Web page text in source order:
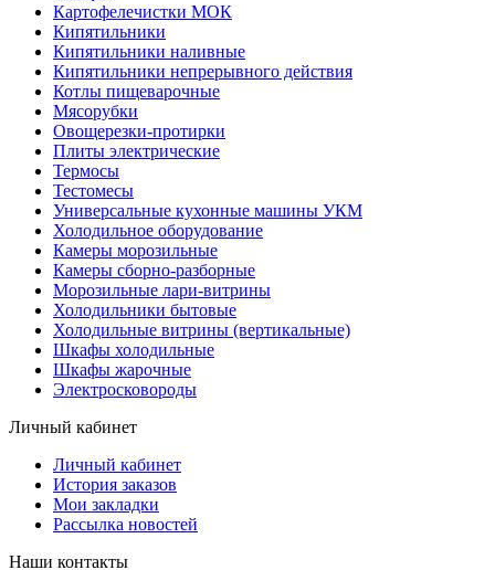
Картофелечистки МОК
Кипятильники
Кипятильники наливные
Кипятильники непрерывного действия
Котлы пищеварочные
Мясорубки
Овощерезки-протирки
Плиты электрические
Термосы
Тестомесы
Универсальные кухонные машины УКМ
Холодильное оборудование
Камеры морозильные
Камеры сборно-разборные
Морозильные лари-витрины
Холодильники бытовые
Холодильные витрины (вертикальные)
Шкафы холодильные
Шкафы жарочные
Электросковороды
Личный кабинет
Личный кабинет
История заказов
Мои закладки
Рассылка новостей
Наши контакты